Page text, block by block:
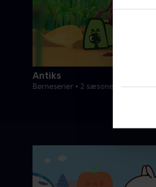
Antiks
Børneserier • 2 sæsoner